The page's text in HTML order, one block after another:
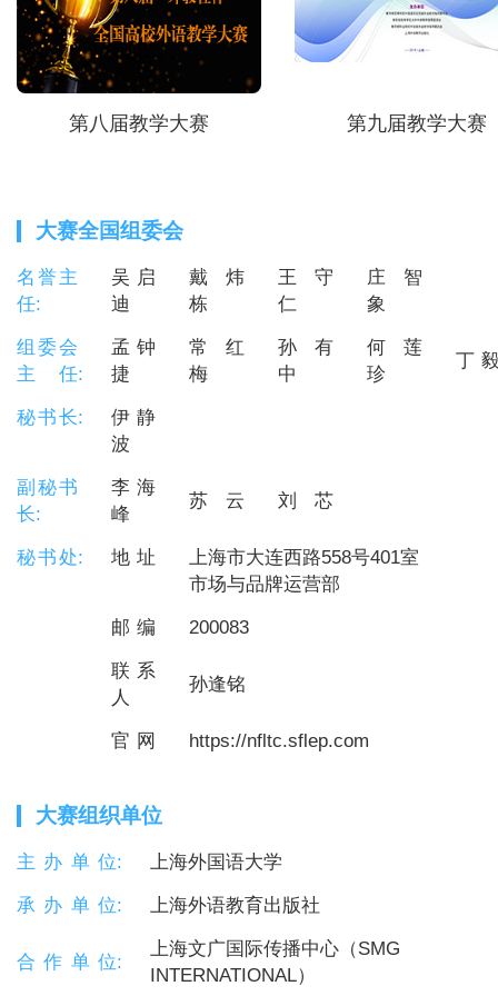
教育工作者携手并进 ， 共同推动江苏外语教
质量发展。 江苏省高等学校外国语教学研究会会长
执裁，保障了赛事规
出版社江苏中心主任黄新炎 编审
大赛充分展现了
的比拼，更是精神力量
外语教育工作者
。 颁奖典礼上，宣布了大学英语综合组、大学英语
第八届教学大赛 第九届教学大赛
大赛全国组委会
名誉主
任
吴启
迪
戴炜
栋
王守
仁
庄智
象
组委会
主任
孟钟
捷
常红
梅
孙有
中
何莲
珍
丁
秘书长
伊静
波
副秘书
长
李海
峰
苏 云 刘 芯
秘书处 地址
上海市大连西路558号401室
市场与品牌运营部
邮编 200083
联系
人
孙逢铭
官网 https://nfltc.sflep.com
大赛组织单位
主办单位 上海外国语大学
承办单位 上海外语教育出版社
合作单位
上海文广国际传播中心（SMG
INTERNATIONAL）